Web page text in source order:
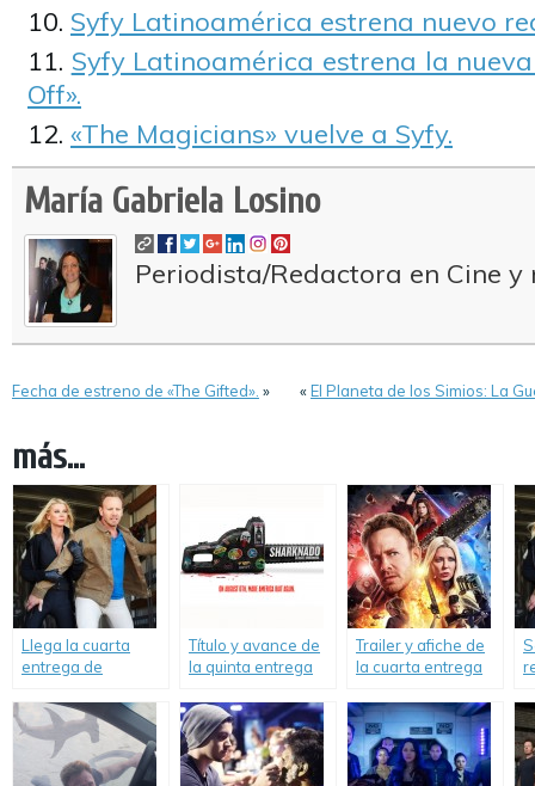
Syfy Latinoamérica estrena nuevo
Syfy Latinoamérica estrena la
Off».
«The Magicians» vuelve a Syfy.
María Gabriela Losino
Periodista/Redactora en Cine y
Fecha de estreno de «The Gifted». » «El Planeta de los Simios: La
más...
Llega la cuarta
entrega de
Título y avance de
la quinta entrega
Trailer y afiche de
la cuarta entrega